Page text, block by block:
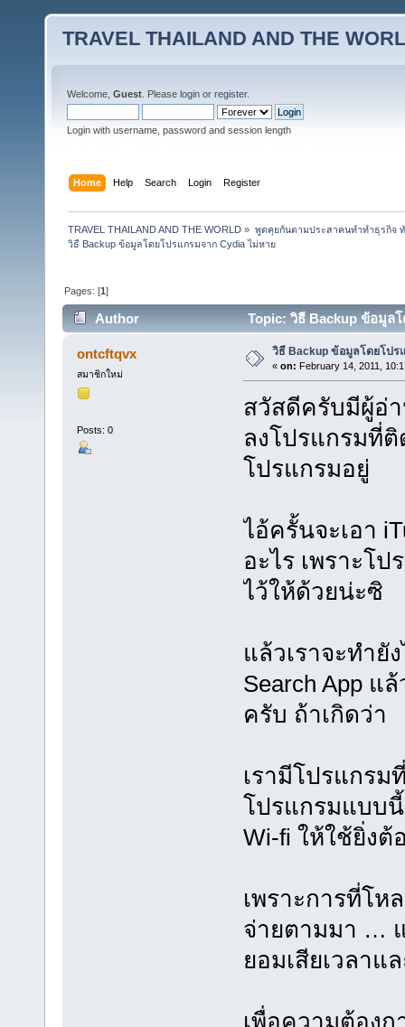
TRAVEL THAILAND AND THE
Welcome, Guest . Please login or register.
Login with username, password and session length
Home Help Search Login Register
TRAVEL THAILAND AND THE WORLD » พูดคุยกันตามประสาคนทำทำธุรกิจ ทั
วิธี Backup ข้อมูลโดยโปรแกรมจาก Cydia ไม่หาย
Pages: [1]
Author Topic: วิธี Backup ข้อมูล
ontcftqvx
สมาชิกใหม่
Posts: 0
วิธี Backup ข้อมูลโดยโปร
« on: February 14, 2011,
สวัสดีครับมีผู้อ่า
ลงโปรแกรมที่ติ
โปรแกรมอยู่
ไอ้ครั้นจะเอา
อะไร เพราะโ
ไว้ให้ด้วยน่ะซิ
แล้วเราจะทำยั
Search App แ
ครับ ถ้าเกิดว่า
เรามีโปรแกรม
โปรแกรมแบบนี้
Wi-fi ให้ใช้ยิ่งต้
เพราะการที่โ
จ่ายตามมา …
ยอมเสียเวลาแ